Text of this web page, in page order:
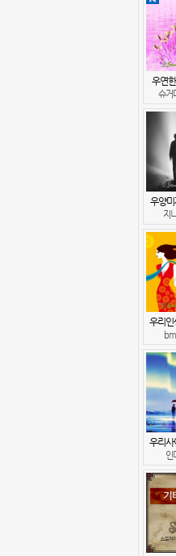
우연
슈거
우양미
지
우리인
우리사
인